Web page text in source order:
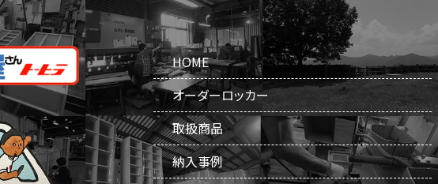
HOME
オーダーロッカー
取扱商品
納入事例